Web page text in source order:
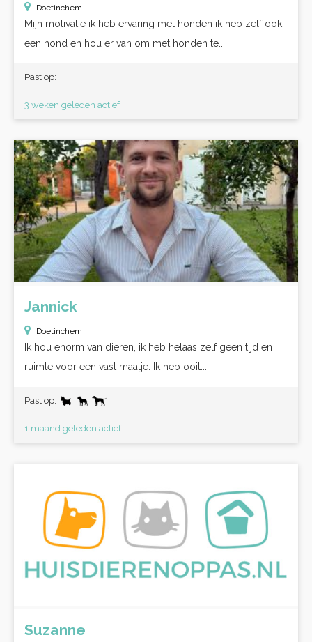
Doetinchem
Mijn motivatie ik heb ervaring met honden ik heb zelf ook
een hond en hou er van om met honden te...
Past op:
3 weken geleden actief
Jannick
Doetinchem
Ik hou enorm van dieren, ik heb helaas zelf geen tijd en
ruimte voor een vast maatje. Ik heb ooit...
Past op:
1 maand geleden actief
Suzanne